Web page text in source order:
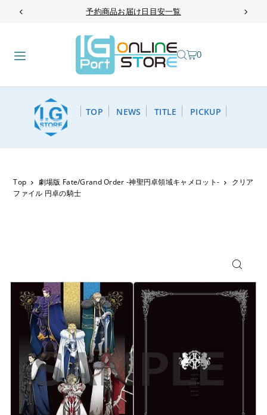
TRANSLATION MISSING: JA.ACCESSIBILITY.SKIP_TO_TEXT
予約商品お届け日目安一覧
0
TOP NEWS TITLE PICKUP
Top 劇場版 Fate/Grand Order -神聖円卓領域キャメロット-
クリア
ファイル 円卓の騎士